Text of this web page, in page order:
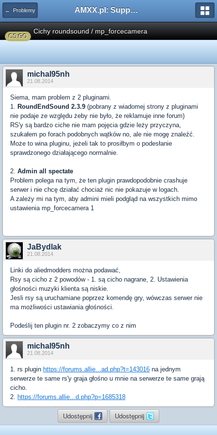
← Problemy AMXX.pl: Support AMX Mod X i SourceMod
CS:GO
Cichy roundsound / mp_forcecamera
michal95nh
21.08.2014
Siema, mam problem z 2 pluginami.
1. RoundEndSound 2.3.9 (pobrany z wiadomej strony z pluginami
nie podaje ze względu żeby nie było, że reklamuje inne forum)
RS'y są bardzo ciche nie mam pojęcia gdzie leży przyczyna,
szukałem po forach podobnych wątków no, ale nie mogę znaleźć.
Może to wina pluginu, jeżeli tak to prosiłbym o podesłanie
sprawdzonego działającego normalnie.
2. Admin all spectate
Problem polega na tym, że ten plugin prawdopodobnie crashuje
serwer i nie chcę działać chociaż nic nie pokazuje w logach.
A zależy mi na tym, aby admini mieli podgląd na wszystkich mimo
ustawienia mp_forcecamera 1
JaBydlak
21.08.2014
Linki do aliedmodders można podawać,
Rsy są cicho z 2 powodów - 1. są cicho nagrane, 2. Ustawienia
głośności muzyki klienta są niskie.
Jesli rsy są uruchamiane poprzez komendę gry, wówczas serwer nie
ma możliwości ustawiania głośności.
Podeślij ten plugin nr. 2 zobaczymy co z nim
michal95nh
21.08.2014
1. rs plugin https://forums.allie...ad.php?t=143016 na jednym
serwerze te same rs'y graja głośno u mnie na serwerze te same grają
cicho.
2. https://forums.allie...d.php?p=1685318
Udostępnij Udostępnij